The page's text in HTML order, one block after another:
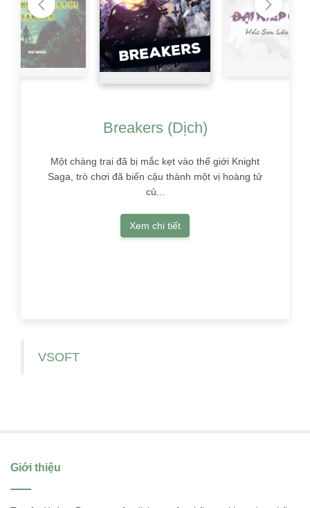
Breakers (Dịch)
Một chàng trai đã bị mắc kẹt vào thế giới Knight
Saga, trò chơi đã biến cậu thành một vị hoàng tử
củ...
Xem chi tiết
VSOFT
Giới thiệu